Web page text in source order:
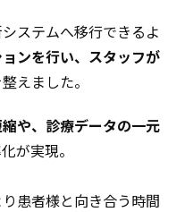
ステムへ移行できるよ
ンを行い、スタッフが
えました。
や、診療データの一元
が実現。
患者様と向き合う時間